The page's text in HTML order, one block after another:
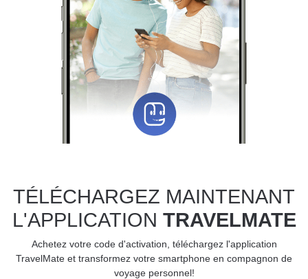
TÉLÉCHARGEZ MAINTENANT
L'APPLICATION TRAVELMATE
Achetez votre code d'activation, téléchargez l'application
TravelMate et transformez votre smartphone en compagnon de
voyage personnel!